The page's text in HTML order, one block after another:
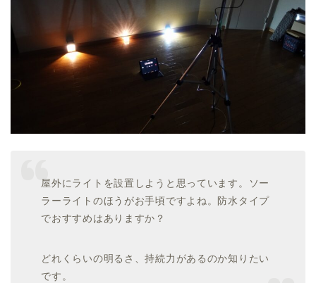
屋外にライトを設置しようと思っています。ソー
ラーライトのほうがお手頃ですよね。防水タイプ
でおすすめはありますか？
どれくらいの明るさ、持続力があるのか知りたい
です。